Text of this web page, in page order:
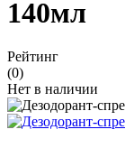
140мл
Рейтинг
(0)
Нет в наличии